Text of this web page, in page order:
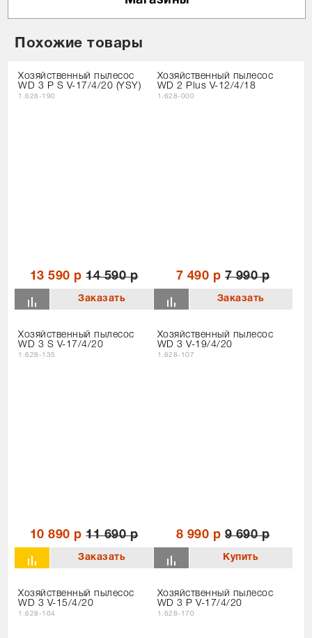
Похожие товары
Хозяйственный пылесос
WD 3 P S V-17/4/20 (YSY)
1.628-190
13 590 р 14 590 р
Хозяйственный пылесос
WD 2 Plus V-12/4/18
1.628-000
7 490 р 7 990 р
Хозяйственный пылесос
WD 3 S V-17/4/20
1.628-135
10 890 р 11 690 р
Хозяйственный пылесос
WD 3 V-19/4/20
1.628-107
8 990 р 9 690 р
Хозяйственный пылесос
WD 3 V-15/4/20
1.628-104
Хозяйственный пылесос
WD 3 P V-17/4/20
1.628-170